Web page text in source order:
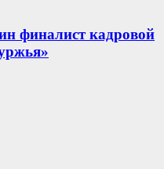
финалист кадровой